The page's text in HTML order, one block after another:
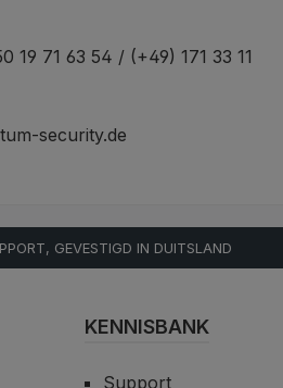
19 71 63 54 / (+49) 171 33 11
security.de
GEVESTIGD IN DUITSLAND
KENNISBANK
Support